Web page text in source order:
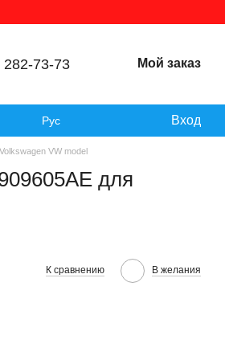
282-73-73 Мой заказ
Рус Вход
VW model
для
К сравнению В желания